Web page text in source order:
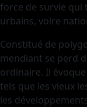
force de survie qui
urbains, voire
Constitué de
mendiant se perd
ordinaire. Il
tels que les vieux
les